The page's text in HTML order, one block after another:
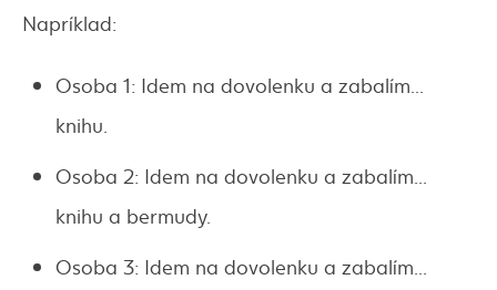
Napríklad:
Osoba 1: Idem na dovolenku a zabalím...
knihu.
Osoba 2: Idem na dovolenku a zabalím...
knihu a bermudy.
Osoba 3: Idem na dovolenku a zabalím...